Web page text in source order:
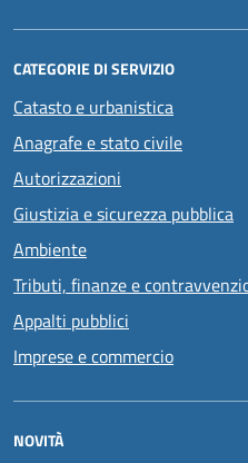
CATEGORIE DI SERVIZIO
Catasto e urbanistica
Anagrafe e stato civile
Autorizzazioni
Giustizia e sicurezza pubblica
Ambiente
Tributi, finanze e
Appalti pubblici
Imprese e commercio
NOVITÀ